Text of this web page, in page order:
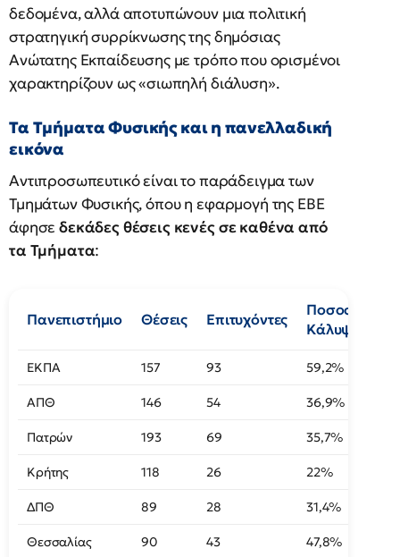
δεδομένα, αλλά αποτυπώνουν μια πολιτική
στρατηγική συρρίκνωσης της δημόσιας
Ανώτατης Εκπαίδευσης με τρόπο που ορισμένοι
χαρακτηρίζουν ως «σιωπηλή διάλυση».
Τα Τμήματα Φυσικής και η πανελλαδική
εικόνα
Αντιπροσωπευτικό είναι το παράδειγμα των
Τμημάτων Φυσικής, όπου η εφαρμογή της ΕΒΕ
άφησεδεκάδες θέσεις κενές σε καθένα από
τα Τμήματα:
Πανεπιστήμιο Θέσεις Επιτυχόντες
Ποσοστό
Κάλυψης
ΕΚΠΑ 157 93 59,2%
ΑΠΘ 146 54 36,9%
Πατρών 193 69 35,7%
Κρήτης 118 26 22%
ΔΠΘ 89 28 31,4%
Θεσσαλίας 90 43 47,8%